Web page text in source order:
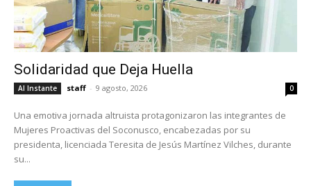
Solidaridad que Deja Huella
Al Instante staff - 9 agosto, 2026 0
Una emotiva jornada altruista protagonizaron las integrantes de
Mujeres Proactivas del Soconusco, encabezadas por su
presidenta, licenciada Teresita de Jesús Martínez Vilches, durante
su...